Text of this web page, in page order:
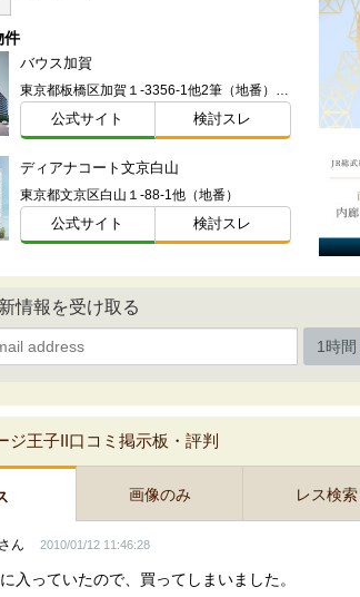
件
バウス加賀
東京都板橋区加賀１-3356-1他2筆（地番）ほか
公式サイト 検討スレ
ディアナコート文京白山
東京都文京区白山１-88-1他（地番）
公式サイト 検討スレ
情報を受け取る
1時間
ジ王子II口コミ掲示板・評判
画像のみ レス検索
ん 2010/01/12 11:46:28
入っていたので、買ってしまいました。